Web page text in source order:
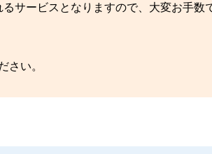
サービスとなりますので、大変お手数
さい。